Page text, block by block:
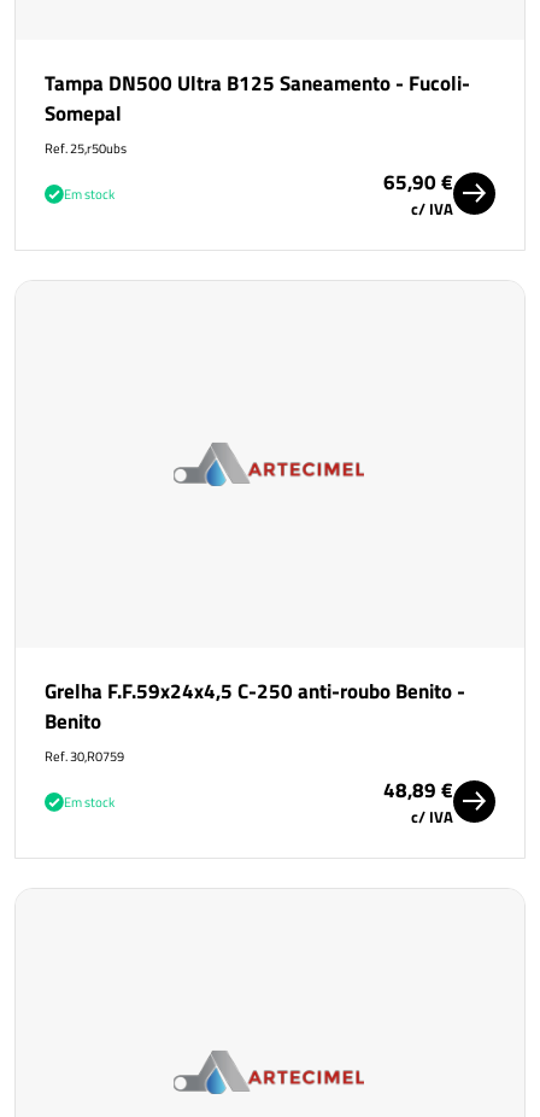
Tampa DN500 Ultra B125 Saneamento - Fucoli-
Somepal
Ref. 25,r50ubs
Em stock 65,90 €
c/ IVA
Grelha F.F.59x24x4,5 C-250 anti-roubo Benito -
Benito
Ref. 30,R0759
Em stock 48,89 €
c/ IVA